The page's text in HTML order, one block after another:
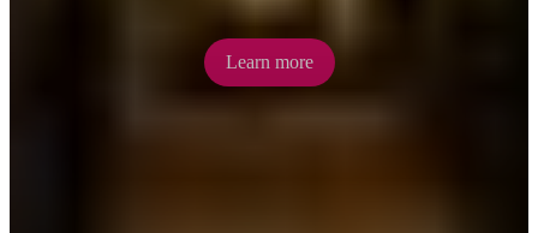
Learn more